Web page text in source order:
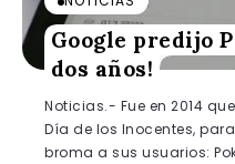
Google predijo
dos años!
Noticias.- Fue en 2014
Día de los Inocentes,
broma a sus usuarios: